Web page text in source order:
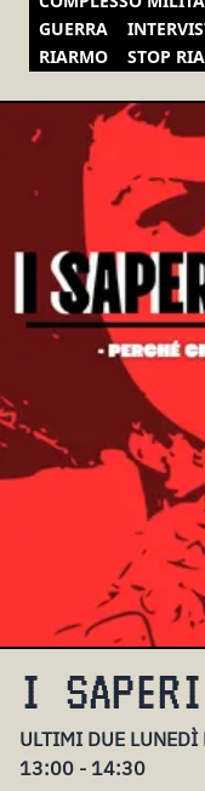
GUERRA
RIARMO
STOP
I
ULTIMI DUE LUNEDÌ
13:00 - 14:30